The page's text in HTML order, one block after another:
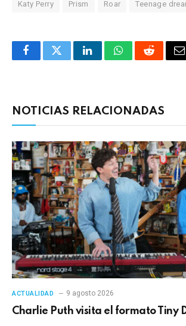
Katy Perry Prism Roar Teenage
FacebookTwitterLinkedInWhatsAppReddit
NOTICIAS RELACIONADAS
ACTUALIDAD 9 agosto 2026
Charlie Puth visita el formato Tiny